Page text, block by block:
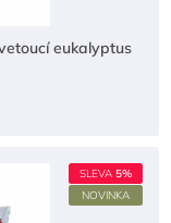
eukalyptus
SLEVA 5%
NOVINKA